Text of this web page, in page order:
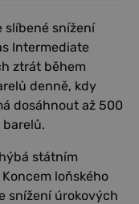
slíbené snížení
Intermediate
ztrát během
denně, kdy
dosáhnout až 500
státním
loňského
snížení úrokových